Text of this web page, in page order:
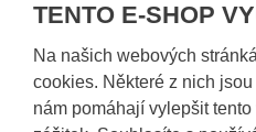
TENTO E-SHOP
Na našich webových
cookies. Některé z nich
nám pomáhají vylepšit